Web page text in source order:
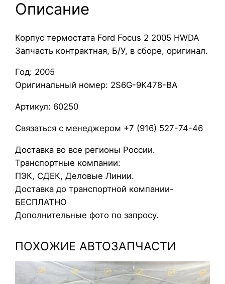
р
К
о
п
у
т
е
м
о
с
т
а
т
F
Описание
Корпус термостата Ford Focus 2 2005 HWDA
Запчасть контрактная, Б/У, в сборе, оригинал.
Год: 2005
Оригинальный номер: 2S6G-9K478-BA
Артикул: 60250
Связаться с менеджером +7 (916) 527-74-46
Доставка во все регионы России.
Транспортные компании:
ПЭК, СДЕК, Деловые Линии.
Доставка до транспортной компании-
БЕСПЛАТНО
Дополнительные фото по запросу.
ПОХОЖИЕ АВТОЗАПЧАСТИ